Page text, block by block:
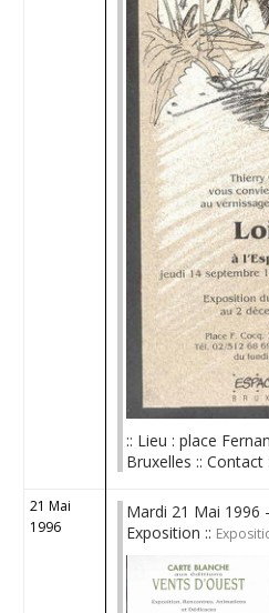
:: Lieu : place
Bruxelles :: Contact
21 Mai
1996
Mardi 21 Mai 1996
Exposition ::